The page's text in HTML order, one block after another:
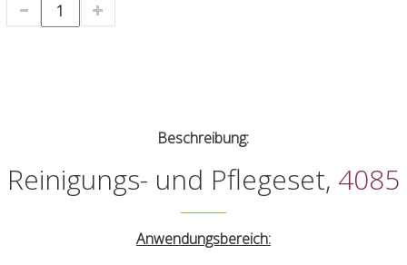
Beschreibung:
Reinigungs- und Pflegeset, 4085
Anwendungsbereich: